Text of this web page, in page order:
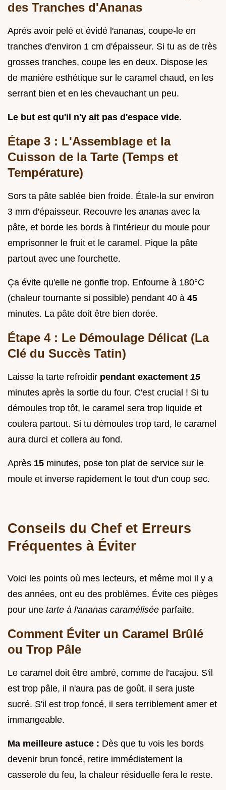
des Tranches d'Ananas
Après avoir pelé et évidé l'ananas, coupe-le en
tranches d'environ 1 cm d'épaisseur. Si tu as de très
grosses tranches, coupe les en deux. Dispose les
de manière esthétique sur le caramel chaud, en les
serrant bien et en les chevauchant un peu.
Le but est qu'il n'y ait pas d'espace vide.
Étape 3 : L'Assemblage et la
Cuisson de la Tarte (Temps et
Température)
Sors ta pâte sablée bien froide. Étale-la sur environ
3 mm d'épaisseur. Recouvre les ananas avec la
pâte, et borde les bords à l'intérieur du moule pour
emprisonner le fruit et le caramel. Pique la pâte
partout avec une fourchette.
Ça évite qu'elle ne gonfle trop. Enfourne à 180°C
(chaleur tournante si possible) pendant 40 à 45
minutes. La pâte doit être bien dorée.
Étape 4 : Le Démoulage Délicat (La
Clé du Succès Tatin)
Laisse la tarte refroidir pendant exactement 15
minutes après la sortie du four. C'est crucial ! Si tu
démoules trop tôt, le caramel sera trop liquide et
coulera partout. Si tu démoules trop tard, le caramel
aura durci et collera au fond.
Après 15 minutes, pose ton plat de service sur le
moule et inverse rapidement le tout d'un coup sec.
Conseils du Chef et Erreurs
Fréquentes à Éviter
Voici les points où mes lecteurs, et même moi il y a
des années, ont eu des problèmes. Évite ces pièges
pour une tarte à l'ananas caramélisée parfaite.
Comment Éviter un Caramel Brûlé
ou Trop Pâle
Le caramel doit être ambré, comme de l'acajou. S'il
est trop pâle, il n'aura pas de goût, il sera juste
sucré. S'il est trop foncé, il sera terriblement amer et
immangeable.
Ma meilleure astuce : Dès que tu vois les bords
devenir brun foncé, retire immédiatement la
casserole du feu, la chaleur résiduelle fera le reste.